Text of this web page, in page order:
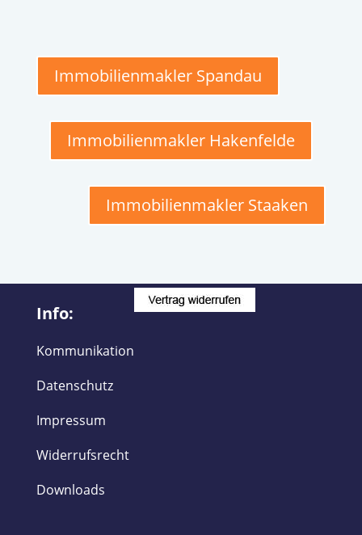
Immobilienmakler Spandau
Immobilienmakler Hakenfelde
Immobilienmakler Staaken
Info:
Kommunikation
Datenschutz
Impressum
Widerrufsrecht
Downloads